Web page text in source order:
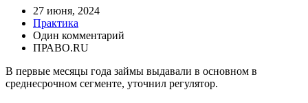
27 июня, 2024
Практика
Один комментарий
ПРАВО.RU
В первые месяцы года займы выдавали в основном в
среднесрочном сегменте, уточнил регулятор.